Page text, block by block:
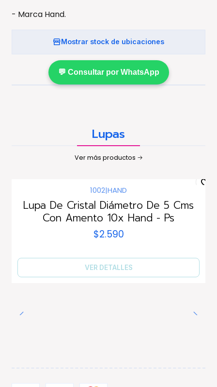
- Marca Hand.
Mostrar stock de ubicaciones
💬 Consultar por WhatsApp
Lupas
Ver más productos
1002|HAND
Lupa De Cristal Diámetro De 5 Cms
Con Amento 10x Hand - Ps
$2.590
VER DETALLES